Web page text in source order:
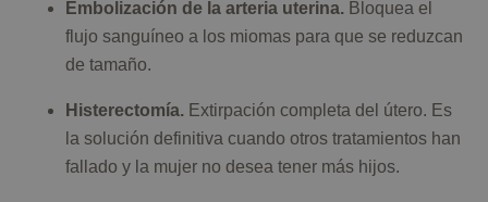
Embolización de la arteria uterina. Bloquea el
flujo sanguíneo a los miomas para que se reduzcan
de tamaño.
Histerectomía. Extirpación completa del útero. Es
la solución definitiva cuando otros tratamientos han
fallado y la mujer no desea tener más hijos.